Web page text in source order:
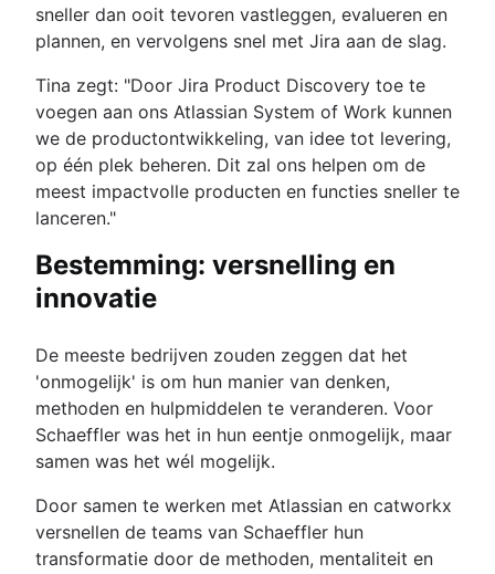
sneller dan ooit tevoren vastleggen, evalueren en
plannen, en vervolgens snel met Jira aan de slag.
Tina zegt: "Door Jira Product Discovery toe te
voegen aan ons Atlassian System of Work kunnen
we de productontwikkeling, van idee tot levering,
op één plek beheren. Dit zal ons helpen om de
meest impactvolle producten en functies sneller te
lanceren."
Bestemming: versnelling en
innovatie
De meeste bedrijven zouden zeggen dat het
'onmogelijk' is om hun manier van denken,
methoden en hulpmiddelen te veranderen. Voor
Schaeffler was het in hun eentje onmogelijk, maar
samen was het wél mogelijk.
Door samen te werken met Atlassian en catworkx
versnellen de teams van Schaeffler hun
transformatie door de methoden, mentaliteit en